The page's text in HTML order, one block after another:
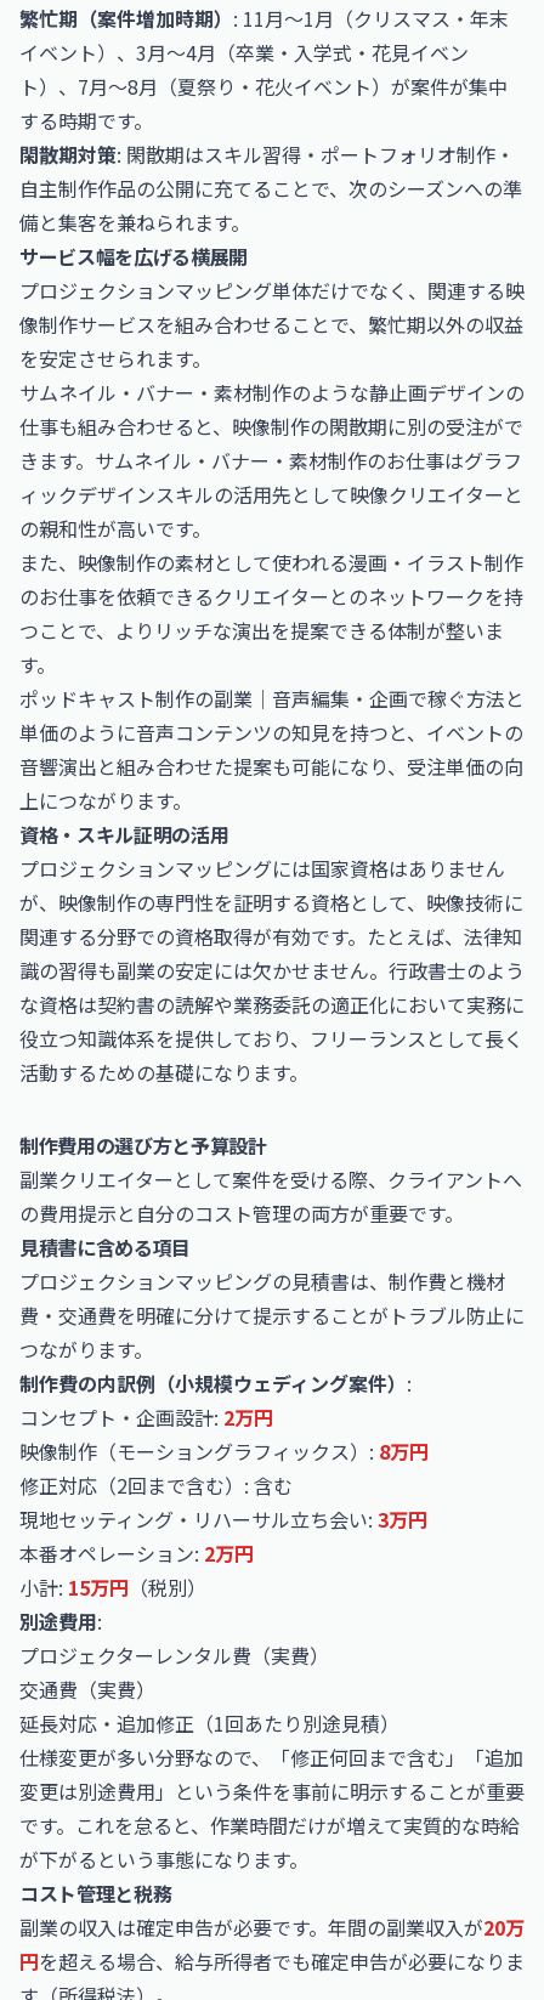
繁忙期（案件増加時期） : 11月〜1月（クリスマス・年末
イベント）、3月〜4月（卒業・入学式・花見イベン
ト）、7月〜8月（夏祭り・花火イベント）が案件が集中
する時期です。
閑散期対策: 閑散期はスキル習得・ポートフォリオ制作・
自主制作作品の公開に充てることで、次のシーズンへの準
備と集客を兼ねられます。
サービス幅を広げる横展開
プロジェクションマッピング単体だけでなく、関連する映
像制作サービスを組み合わせることで、繁忙期以外の収益
を安定させられます。
サムネイル・バナー・素材制作のような静止画デザインの
仕事も組み合わせると、映像制作の閑散期に別の受注がで
きます。 サムネイル・バナー・素材制作のお仕事はグラフ
ィックデザインスキルの活用先として映像クリエイターと
の親和性が高いです。
また、映像制作の素材として使われる漫画・イラスト制作
のお仕事を依頼できるクリエイターとのネットワークを持
つことで、よりリッチな演出を提案できる体制が整いま
す。
ポッドキャスト制作の副業｜音声編集・企画で稼ぐ方法と
単価のように音声コンテンツの知見を持つと、イベントの
音響演出と組み合わせた提案も可能になり、受注単価の向
上につながります。
資格・スキル証明の活用
プロジェクションマッピングには国家資格はありません
が、映像制作の専門性を証明する資格として、映像技術に
関連する分野での資格取得が有効です。たとえば、法律知
識の習得も副業の安定には欠かせません。 行政書士のよう
な資格は契約書の読解や業務委託の適正化において実務に
役立つ知識体系を提供しており、フリーランスとして長く
活動するための基礎になります。
制作費用の選び方と予算設計
副業クリエイターとして案件を受ける際、クライアントへ
の費用提示と自分のコスト管理の両方が重要です。
見積書に含める項目
プロジェクションマッピングの見積書は、制作費と機材
費・交通費を明確に分けて提示することがトラブル防止に
つながります。
制作費の内訳例（小規模ウェディング案件） :
コンセプト・企画設計: 2万円
映像制作（モーショングラフィックス）: 8万円
修正対応（2回まで含む）: 含む
現地セッティング・リハーサル立ち会い: 3万円
本番オペレーション: 2万円
小計: 15万円 （税別）
別途費用:
プロジェクターレンタル費（実費）
交通費（実費）
延長対応・追加修正（1回あたり別途見積）
仕様変更が多い分野なので、「修正何回まで含む」「追加
変更は別途費用」という条件を事前に明示することが重要
です。これを怠ると、作業時間だけが増えて実質的な時給
が下がるという事態になります。
コスト管理と税務
副業の収入は確定申告が必要です。年間の副業収入が20万
円を超える場合、給与所得者でも確定申告が必要になりま